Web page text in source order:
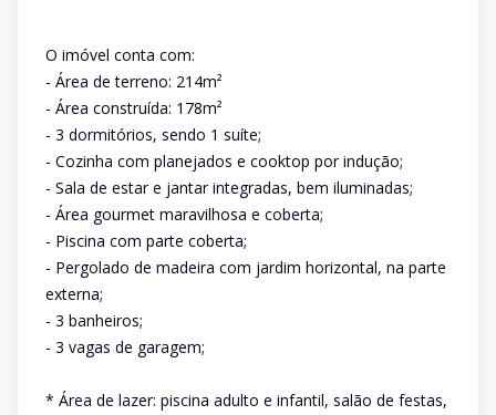
O imóvel conta com:
- Área de terreno: 214m²
- Área construída: 178m²
- 3 dormitórios, sendo 1 suíte;
- Cozinha com planejados e cooktop por indução;
- Sala de estar e jantar integradas, bem iluminadas;
- Área gourmet maravilhosa e coberta;
- Piscina com parte coberta;
- Pergolado de madeira com jardim horizontal, na parte
externa;
- 3 banheiros;
- 3 vagas de garagem;
* Área de lazer: piscina adulto e infantil, salão de festas,